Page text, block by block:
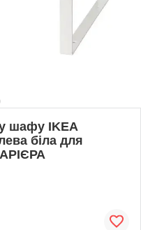
шафу IKEA
біла для